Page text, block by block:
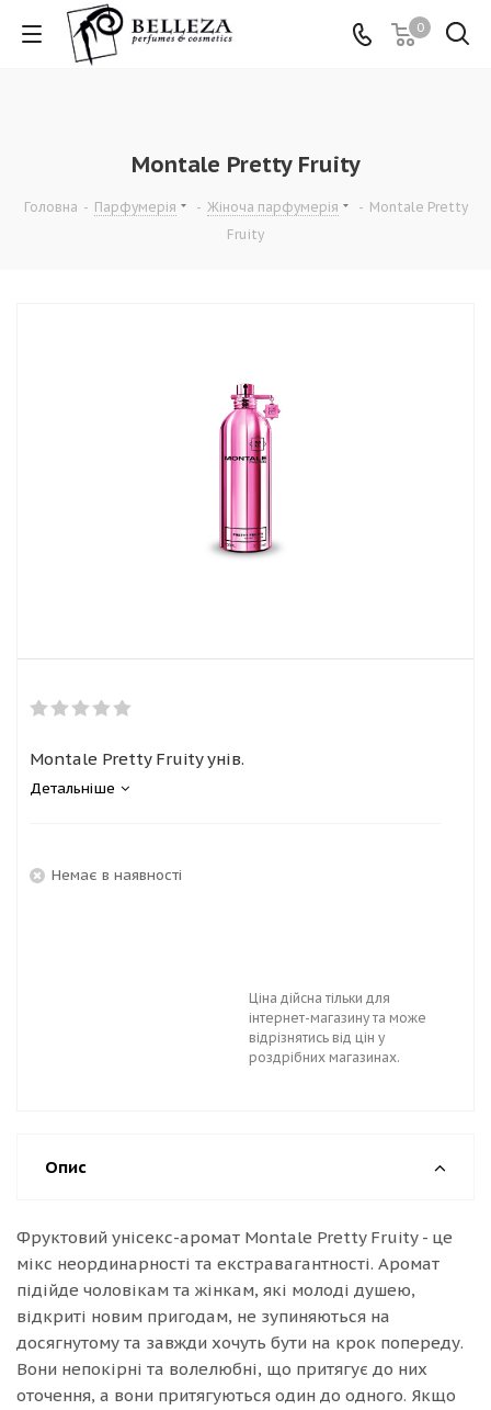
0
Montale Pretty Fruity
Головна - Парфумерія - Жіноча парфумерія - Montale Pretty
Fruity
Montale Pretty Fruity унів.
Детальніше
Немає в наявності
Ціна дійсна тільки для
інтернет-магазину та може
відрізнятись від цін у
роздрібних магазинах.
Опис
Фруктовий унісекс-аромат Montale Pretty Fruity - це
мікс неординарності та екстравагантності. Аромат
підійде чоловікам та жінкам, які молоді душею,
відкриті новим пригодам, не зупиняються на
досягнутому та завжди хочуть бути на крок попереду.
Вони непокірні та волелюбні, що притягує до них
оточення, а вони притягуються один до одного. Якщо